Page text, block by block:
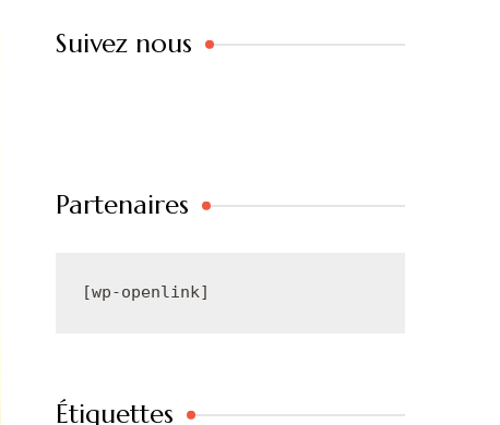
Suivez nous
Partenaires
[wp-openlink]
Étiquettes